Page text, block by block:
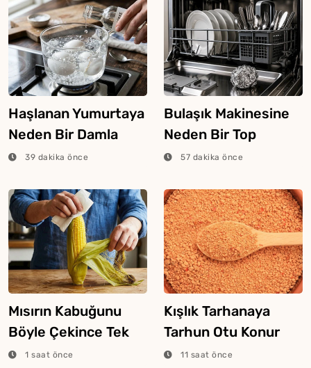
Haşlanan Yumurtaya
Neden Bir Damla
Sirke Eklenir?
39 dakika önce
Bulaşık Makinesine
Neden Bir Top
Alüminyum Folyo
57 dakika önce
Mısırın Kabuğunu
Böyle Çekince Tek
Hamlede Tertemiz
1 saat önce
Kışlık Tarhanaya
Tarhun Otu Konur
Mu?11 saat önce